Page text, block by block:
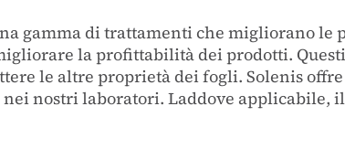
gamma di trattamenti che migliorano
la profittabilità dei prodotti.
le altre proprietà dei fogli. Solenis
nostri laboratori. Laddove applicabile,